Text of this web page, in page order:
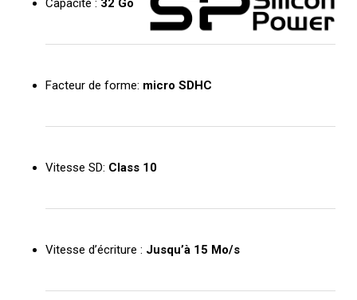
Capacité : 32 Go
Facteur de forme: micro SDHC
Vitesse SD: Class 10
Vitesse d’écriture : Jusqu’à 15 Mo/s